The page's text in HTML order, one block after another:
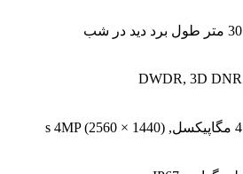
30 متر طول برد دید در شب
DWDR, 3D DNR
4 مگاپیکسل, s 4MP (2560 × 1440)